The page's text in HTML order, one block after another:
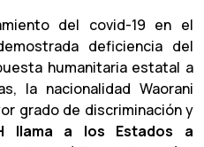
del covid-19 en el
deficiencia del
humanitaria estatal a
la nacionalidad Waorani
grado de discriminación y
llama a los Estados a